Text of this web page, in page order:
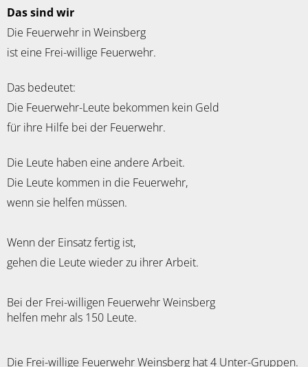
Das sind wir
Die Feuerwehr in Weinsberg
ist eine Frei-willige Feuerwehr.
Das bedeutet:
Die Feuerwehr-Leute bekommen kein Geld
für ihre Hilfe bei der Feuerwehr.
Die Leute haben eine andere Arbeit.
Die Leute kommen in die Feuerwehr,
wenn sie helfen müssen.
Wenn der Einsatz fertig ist,
gehen die Leute wieder zu ihrer Arbeit.
Bei der Frei-willigen Feuerwehr Weinsberg
helfen mehr als 150 Leute.
Die Frei-willige Feuerwehr Weinsberg hat 4 Unter-Gruppen.